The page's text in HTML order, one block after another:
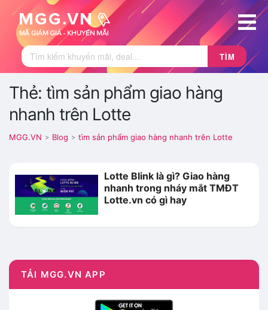
TÌM
Thẻ: tìm sản phẩm giao hàng
nhanh trên Lotte
MGG.VN > Blog > tìm sản phẩm giao hàng nhanh trên Lotte
Lotte Blink là gì? Giao hàng
nhanh trong nháy mắt TMĐT
Lotte.vn có gì hay
TẢI MGG.VN APP